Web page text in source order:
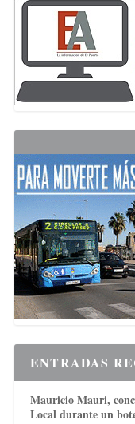
ENTRADAS
Mauricio Mauri,
Local durante un